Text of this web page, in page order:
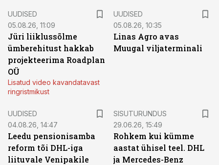
UUDISED
05.08.26, 11:09
Jüri liiklussõlme
ümberehitust hakkab
projekteerima Roadplan
OÜ
Lisatud video kavandatavast
ringristmikust
UUDISED
05.08.26, 10:35
Linas Agro avas
Muugal viljaterminali
UUDISED
04.08.26, 14:47
Leedu pensionisamba
reform tõi DHL-iga
liituvale Venipakile
SISUTURUNDUS
29.06.26, 15:49
Rohkem kui kümme
aastat ühisel teel. DHL
ja Mercedes-Benz